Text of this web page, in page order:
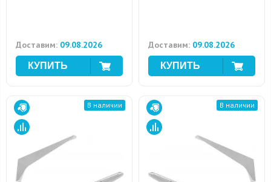
Доставим: 09.08.2026 Доставим: 09.08.2026
В наличии В наличии